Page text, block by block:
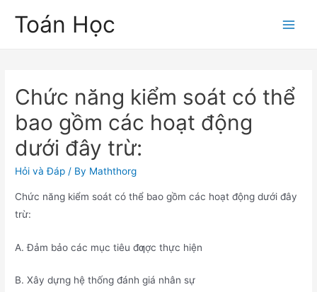
Toán Học
Chức năng kiểm soát có thể
bao gồm các hoạt động
dưới đây trừ:
Hỏi và Đáp / By Maththorg
Chức năng kiểm soát có thể bao gồm các hoạt động dưới đây
trừ:
A. Đảm bảo các mục tiêu đƣợc thực hiện
B. Xây dựng hệ thống đánh giá nhân sự